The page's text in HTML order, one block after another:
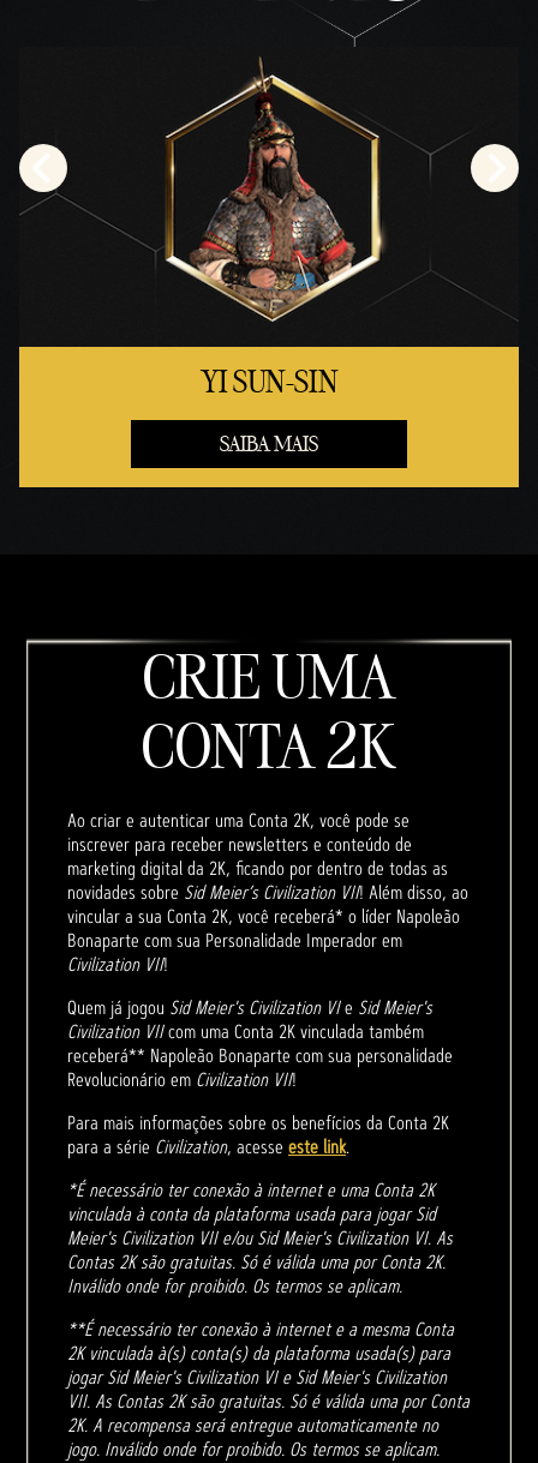
YI SUN-SIN
SAIBA MAIS
CRIE UMA
CONTA 2K
Ao criar e autenticar uma Conta 2K, você pode se
inscrever para receber newsletters e conteúdo de
marketing digital da 2K, ficando por dentro de todas as
novidades sobre Sid Meier’s Civilization VII! Além disso, ao
vincular a sua Conta 2K, você receberá* o líder Napoleão
Bonaparte com sua Personalidade Imperador em
Civilization VII!
Quem já jogou Sid Meier's Civilization VIe Sid Meier's
Civilization VIIcom uma Conta 2K vinculada também
receberá** Napoleão Bonaparte com sua personalidade
Revolucionário em Civilization VII!
Para mais informações sobre os benefícios da Conta 2K
para a série Civilization, acesse este link.
*É necessário ter conexão à internet e uma Conta 2K
vinculada à conta da plataforma usada para jogar Sid
Meier's Civilization VII e/ou Sid Meier's Civilization VI. As
Contas 2K são gratuitas. Só é válida uma por Conta 2K.
Inválido onde for proibido. Os termos se aplicam.
**É necessário ter conexão à internet e a mesma Conta
2K vinculada à(s) conta(s) da plataforma usada(s) para
jogar Sid Meier's Civilization VI e Sid Meier's Civilization
VII. As Contas 2K são gratuitas. Só é válida uma por Conta
2K. A recompensa será entregue automaticamente no
jogo. Inválido onde for proibido. Os termos se aplicam.